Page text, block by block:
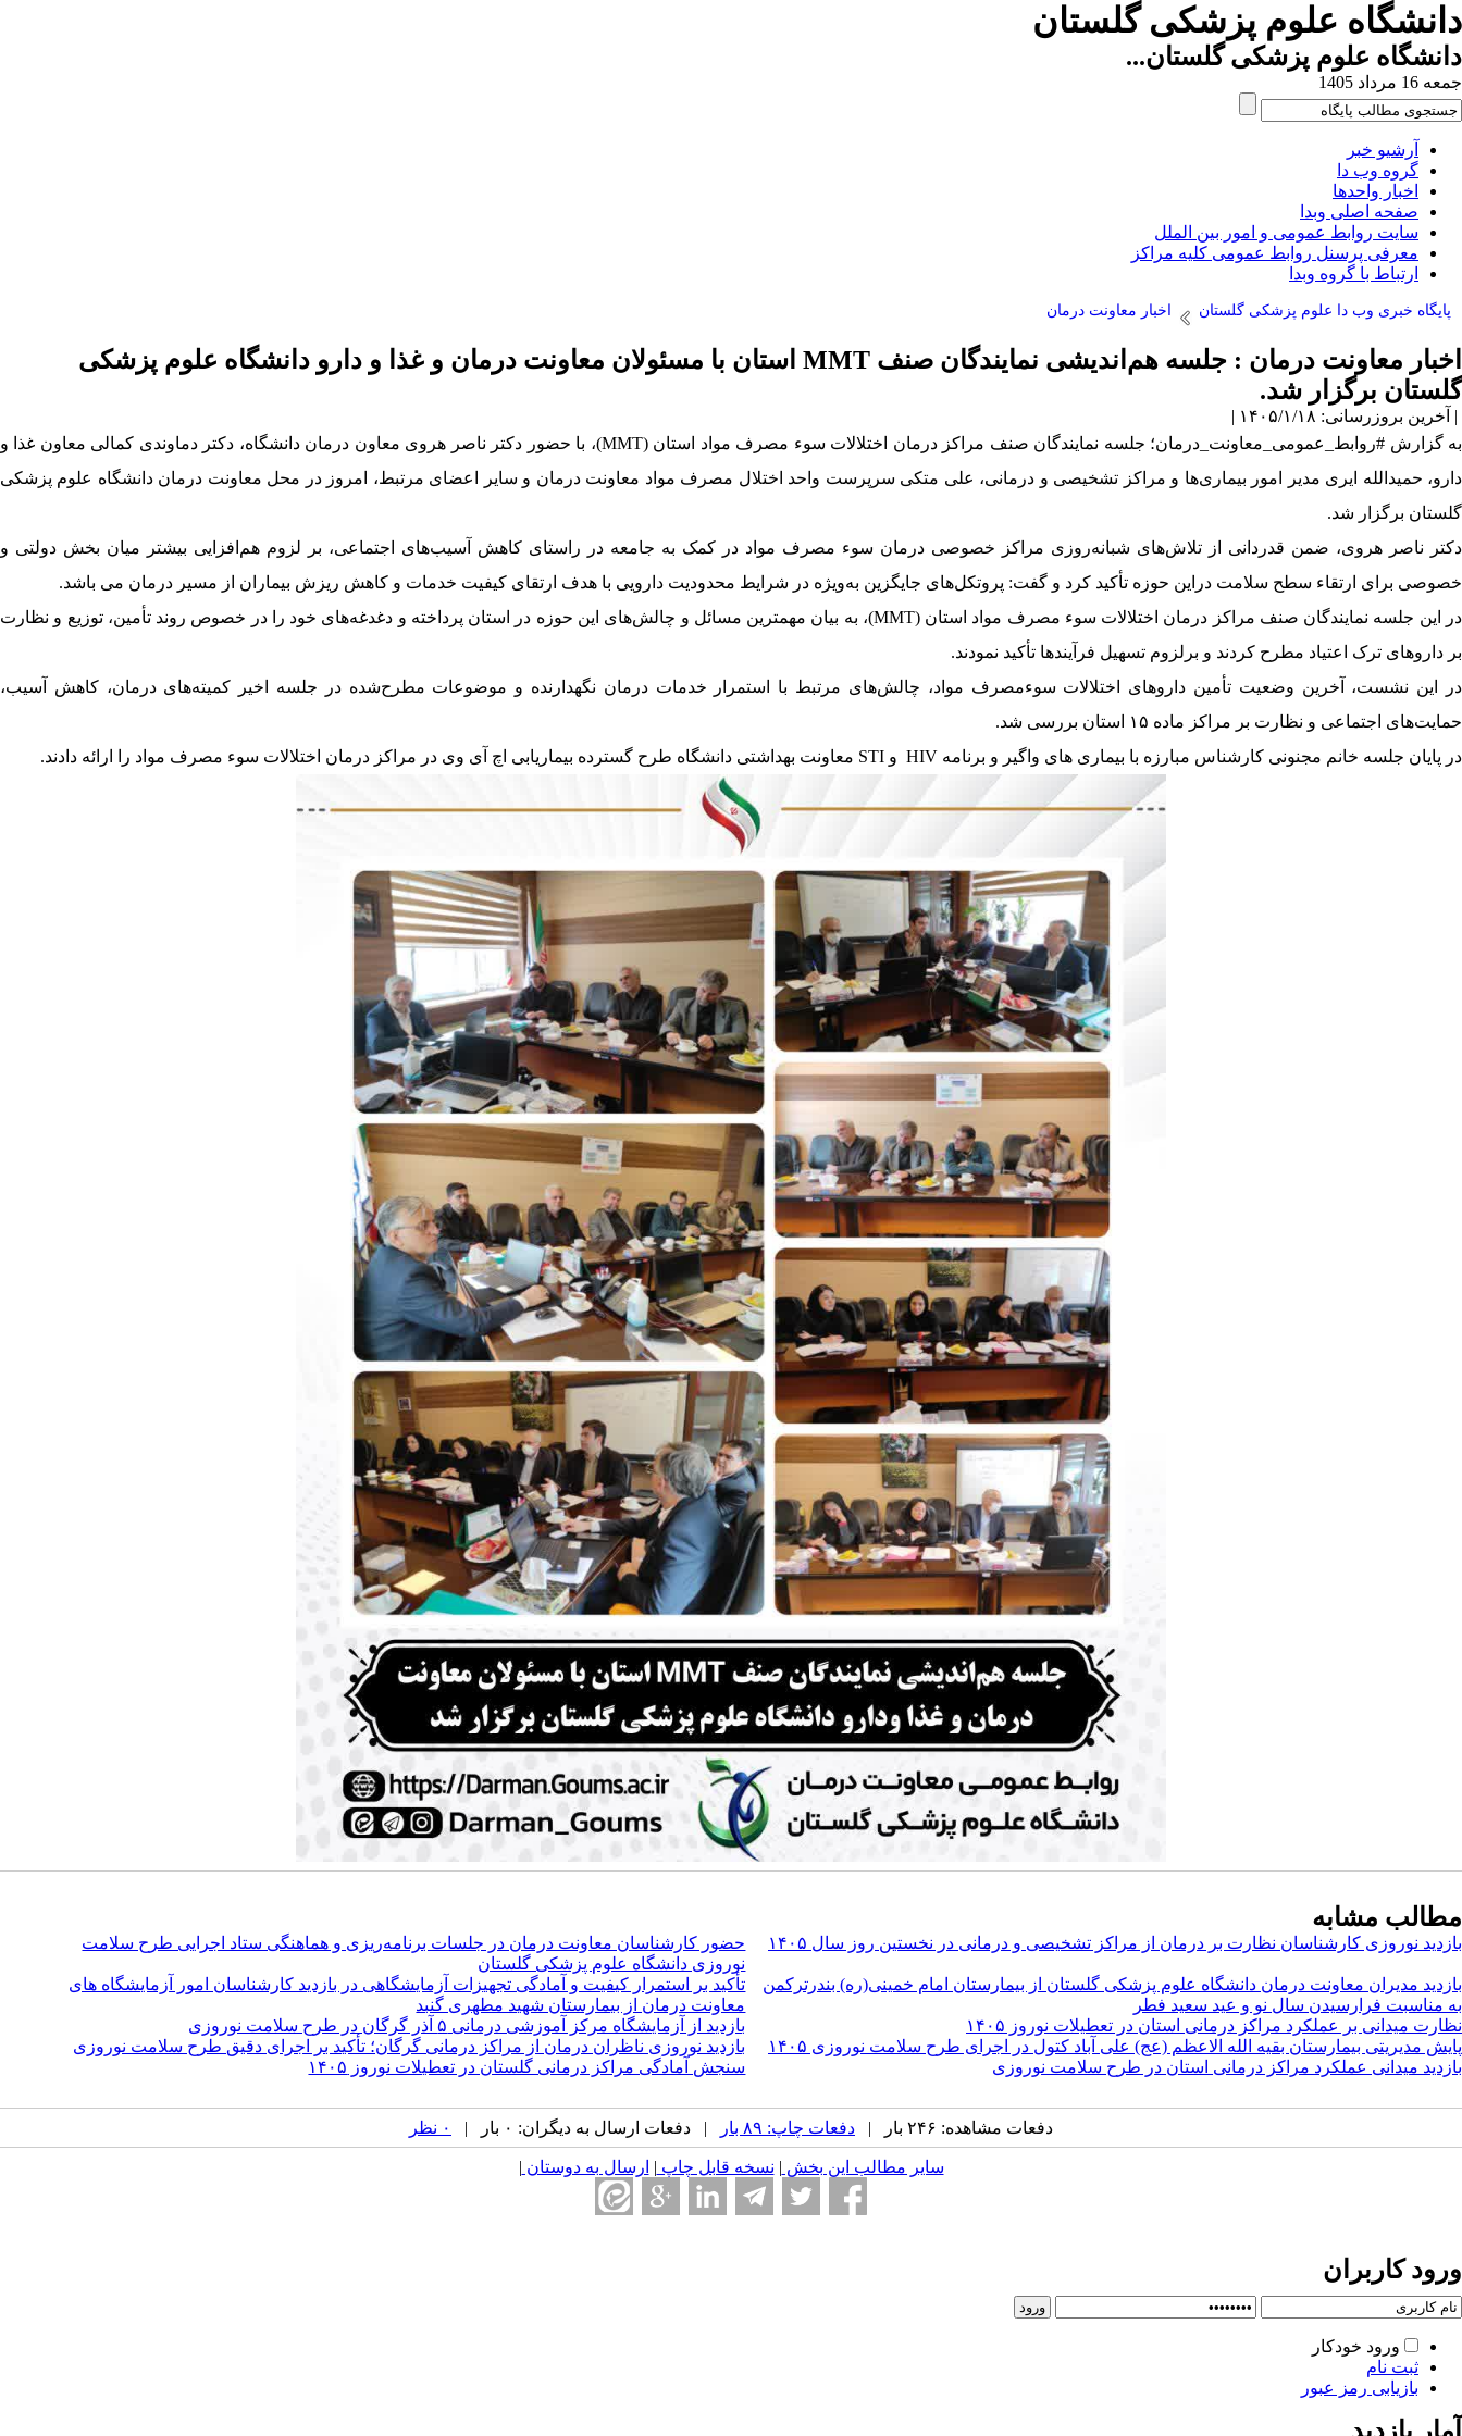
دانشگاه علوم پزشکی گلستان
دانشگاه علوم پزشکی گلستان...
جمعه 16 مرداد 1405
آرشیو خبر
گروه وب دا
اخبار واحدها
صفحه اصلی وبدا
سایت روابط عمومی و امور بین الملل
معرفی پرسنل روابط عمومی کلیه مراکز
ارتباط با گروه وبدا
پایگاه خبری وب دا علوم پزشکی گلستان اخبار معاونت درمان
اخبار معاونت درمان : جلسه هم‌اندیشی نمایندگان صنف ‌MMT‌ استان با مسئولان معاونت درمان و غذا و دارو دانشگاه علوم پزشکی
گلستان برگزار شد.
| آخرین بروزرسانی: ۱۴۰۵/۱/۱۸ |
به گزارش #روابط_عمومی_معاونت_درمان؛ جلسه نمایندگان صنف مراکز درمان اختلالات سوء مصرف مواد استان ‌‌(‌MMT‌)، با حضور دکتر ناصر هروی معاون درمان دانشگاه، دکتر دماوندی کمالی معاون غذا و
دارو، حمیدالله ایری مدیر ‌امور بیماری‌ها و مراکز تشخیصی و درمانی، علی متکی سرپرست واحد اختلال مصرف مواد معاونت درمان و سایر اعضای ‌مرتبط، امروز در محل معاونت درمان دانشگاه علوم پزشکی
گلستان برگزار شد.‌
دکتر ناصر هروی، ضمن قدردانی از تلاش‌های شبانه‌روزی مراکز خصوصی درمان سوء مصرف مواد در کمک به جامعه در ‌راستای کاهش آسیب‌های اجتماعی، بر لزوم هم‌افزایی بیشتر میان بخش دولتی و
خصوصی برای ارتقاء سطح سلامت ‌دراین حوزه تأکید کرد و گفت: پروتکل‌های جایگزین به‌ویژه در شرایط محدودیت دارویی با هدف ارتقای کیفیت خدمات و ‌کاهش ریزش بیماران از مسیر درمان می باشد.‌
در این جلسه نمایندگان صنف مراکز درمان اختلالات سوء مصرف مواد استان (‌MMT‌)، به بیان مهمترین مسائل و ‌چالش‌های این حوزه در استان پرداخته و دغدغه‌های خود را در خصوص روند تأمین، توزیع و نظارت
بر داروهای ترک ‌اعتیاد مطرح کردند و برلزوم تسهیل فرآیندها تأکید نمودند.‌
در این نشست، آخرین وضعیت تأمین داروهای اختلالات سوءمصرف مواد، چالش‌های مرتبط با استمرار خدمات درمان ‌نگهدارنده و موضوعات مطرح‌شده در جلسه اخیر کمیته‌های درمان، کاهش آسیب،
حمایت‌های اجتماعی و نظارت بر ‌مراکز ماده ۱۵ استان بررسی شد.‌
در پایان جلسه خانم مجنونی کارشناس مبارزه با بیماری های واگیر و برنامه ‌HIV‌ و ‌STI‌ معاونت بهداشتی دانشگاه طرح ‌گسترده ‌بیماریابی اچ آی وی در مراکز درمان اختلالات سوء مصرف مواد را ارائه دادند.‌
مطالب مشابه
بازدید نوروزی کارشناسان نظارت بر درمان از مراکز تشخیصی و درمانی در نخستین روز سال ۱۴۰۵
حضور کارشناسان معاونت درمان در جلسات برنامه‌ریزی و هماهنگی ستاد اجرایی طرح سلامت
نوروزی دانشگاه علوم پزشکی گلستان
بازدید مدیران معاونت درمان دانشگاه علوم پزشکی گلستان از بیمارستان امام خمینی(ره) بندرترکمن
به مناسبت فرارسیدن سال نو و عید سعید فطر
تأکید بر استمرار کیفیت و آمادگی تجهیزات آزمایشگاهی در بازدید کارشناسان امور آزمایشگاه های
معاونت درمان از بیمارستان شهید مطهری گنبد
نظارت میدانی بر عملکرد مراکز درمانی استان در تعطیلات نوروز ۱۴۰۵
بازدید از آزمایشگاه مرکز آموزشی درمانی ۵ آذر گرگان در طرح سلامت نوروزی
پایش مدیریتی بیمارستان بقیه الله الاعظم (عج) علی آباد کتول در اجرای طرح سلامت نوروزی ۱۴۰۵
بازدید نوروزی ناظران درمان از مراکز درمانی گرگان؛ تأکید بر اجرای دقیق طرح سلامت نوروزی
بازدید میدانی عملکرد مراکز درمانی استان در طرح سلامت نوروزی
سنجش آمادگی مراکز درمانی گلستان در تعطیلات نوروز ۱۴۰۵
دفعات مشاهده: ۲۴۶ بار | دفعات چاپ: ۸۹ بار | دفعات ارسال به دیگران: ۰ بار | ۰ نظر
سایر مطالب این بخش | نسخه قابل چاپ | ارسال به دوستان |
ورود کاربران
ورود خودکار
ثبت نام
بازیابی رمز عبور